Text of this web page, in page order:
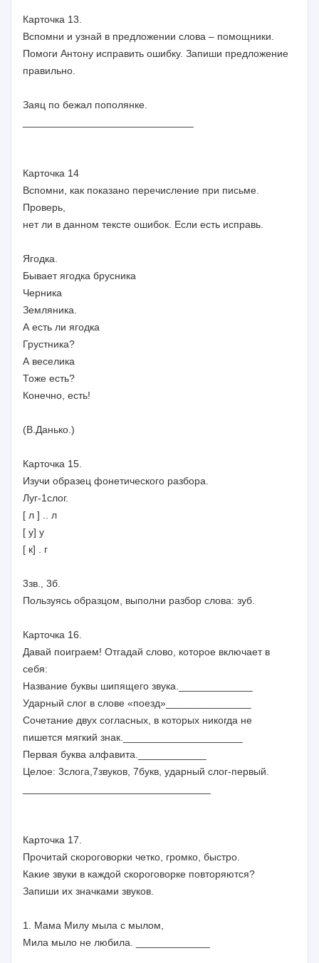
Карточка 13.
Вспомни и узнай в предложении слова – помощники.
Помоги Антону исправить ошибку. Запиши предложение
правильно.
Заяц по бежал пополянке.
Карточка 14
Вспомни, как показано перечисление при письме.
Проверь,
нет ли в данном тексте ошибок. Если есть исправь.
Ягодка.
Бывает ягодка брусника
Черника
Земляника.
А есть ли ягодка
Грустника?
А веселика
Тоже есть?
Конечно, есть!
(В.Данько.)
Карточка 15.
Изучи образец фонетического разбора.
Луг-1слог.
[ л ] .. л
[ у] у
[ к] . г
3зв., 3б.
Пользуясь образцом, выполни разбор слова: зуб.
Карточка 16.
Давай поиграем! Отгадай слово, которое включает в
себя:
Название буквы шипящего звука._____________
Ударный слог в слове «поезд»_______________
Сочетание двух согласных, в которых никогда не
пишется мягкий знак._____________________
Первая буква алфавита.____________
Целое: 3слога,7звуков, 7букв, ударный слог-первый.
Карточка 17.
Прочитай скороговорки четко, громко, быстро.
Какие звуки в каждой скороговорке повторяются?
Запиши их значками звуков.
1. Мама Милу мыла с мылом,
Мила мыло не любила. _____________